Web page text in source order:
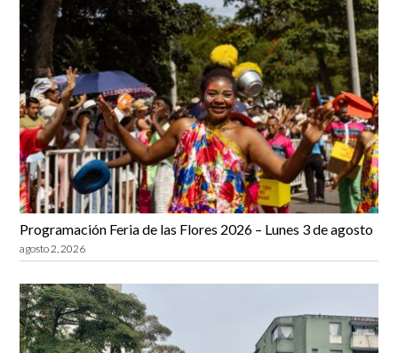
Programación Feria de las Flores 2026 – Lunes 3 de agosto
agosto 2, 2026